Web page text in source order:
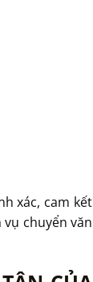
xác, cam kết
chuyển văn